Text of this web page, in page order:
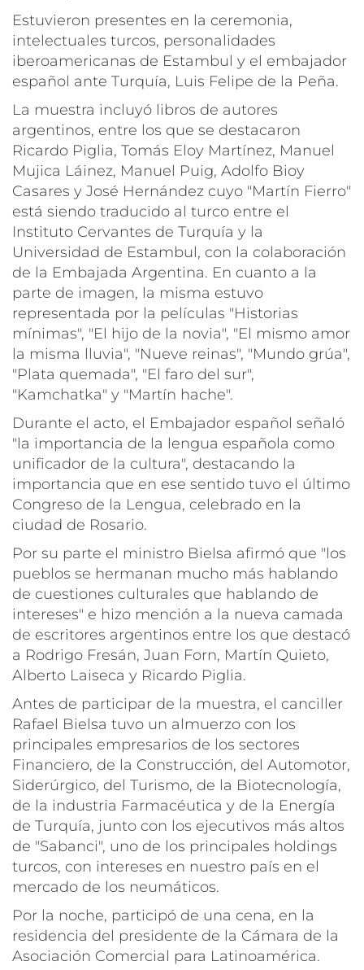
Estuvieron presentes en la ceremonia,
intelectuales turcos, personalidades
iberoamericanas de Estambul y el embajador
español ante Turquía, Luis Felipe de la Peña.
La muestra incluyó libros de autores
argentinos, entre los que se destacaron
Ricardo Piglia, Tomás Eloy Martínez, Manuel
Mujica Láinez, Manuel Puig, Adolfo Bioy
Casares y José Hernández cuyo "Martín Fierro"
está siendo traducido al turco entre el
Instituto Cervantes de Turquía y la
Universidad de Estambul, con la colaboración
de la Embajada Argentina. En cuanto a la
parte de imagen, la misma estuvo
representada por la películas "Historias
mínimas", "El hijo de la novia", "El mismo amor
la misma lluvia", "Nueve reinas", "Mundo grúa",
"Plata quemada", "El faro del sur",
"Kamchatka" y "Martín hache".
Durante el acto, el Embajador español señaló
"la importancia de la lengua española como
unificador de la cultura", destacando la
importancia que en ese sentido tuvo el último
Congreso de la Lengua, celebrado en la
ciudad de Rosario.
Por su parte el ministro Bielsa afirmó que "los
pueblos se hermanan mucho más hablando
de cuestiones culturales que hablando de
intereses" e hizo mención a la nueva camada
de escritores argentinos entre los que destacó
a Rodrigo Fresán, Juan Forn, Martín Quieto,
Alberto Laiseca y Ricardo Piglia.
Antes de participar de la muestra, el canciller
Rafael Bielsa tuvo un almuerzo con los
principales empresarios de los sectores
Financiero, de la Construcción, del Automotor,
Siderúrgico, del Turismo, de la Biotecnología,
de la industria Farmacéutica y de la Energía
de Turquía, junto con los ejecutivos más altos
de "Sabanci", uno de los principales holdings
turcos, con intereses en nuestro país en el
mercado de los neumáticos.
Por la noche, participó de una cena, en la
residencia del presidente de la Cámara de la
Asociación Comercial para Latinoamérica.